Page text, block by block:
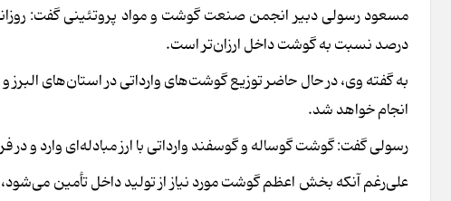
درصد نسبت به گوشت داخل ارزان‌تر است.
انجام خواهد شد.
رسولی گفت: گوشت گوساله و گوسفند وارداتی با ارز مبادله‌ای وارد و
علی‌رغم آنکه بخش اعظم گوشت مورد نیاز از تولید داخل تأمین